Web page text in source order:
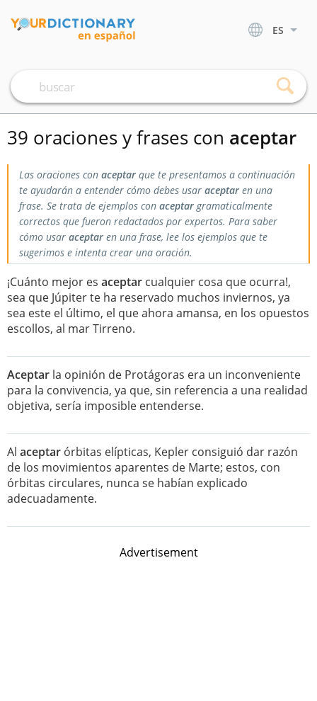
ES
39 oraciones y frases con aceptar
Las oraciones con aceptar que te presentamos a continuación
te ayudarán a entender cómo debes usar aceptar en una
frase. Se trata de ejemplos con aceptargramaticalmente
correctos que fueron redactados por expertos. Para saber
cómo usar aceptar en una frase, lee los ejemplos que te
sugerimos e intenta crear una oración.
¡Cuánto mejor es aceptar cualquier cosa que ocurra!,
sea que Júpiter te ha reservado muchos inviernos, ya
sea este el último, el que ahora amansa, en los opuestos
escollos, al mar Tirreno.
Aceptar la opinión de Protágoras era un inconveniente
para la convivencia, ya que, sin referencia a una realidad
objetiva, sería imposible entenderse.
Al aceptar órbitas elípticas, Kepler consiguió dar razón
de los movimientos aparentes de Marte; estos, con
órbitas circulares, nunca se habían explicado
adecuadamente.
Advertisement